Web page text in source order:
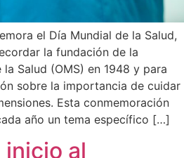
el Día Mundial de la Salud,
la fundación de la
Salud (OMS) en 1948 y para
sobre la importancia de cuidar
Esta conmemoración
año un tema específico […]
inicio al